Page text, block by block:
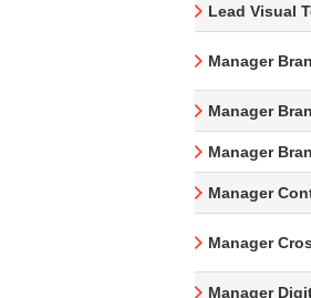
Lead Visual
Manager
Manager
Manager
Manager
Manager
Manager